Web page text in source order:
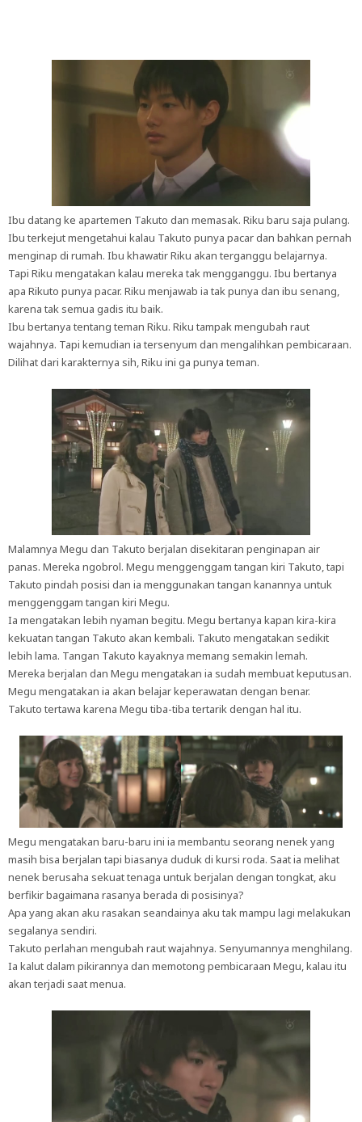
Ibu datang ke apartemen Takuto dan memasak. Riku baru saja pulang.
Ibu terkejut mengetahui kalau Takuto punya pacar dan bahkan pernah
menginap di rumah. Ibu khawatir Riku akan terganggu belajarnya.
Tapi Riku mengatakan kalau mereka tak mengganggu. Ibu bertanya
apa Rikuto punya pacar. Riku menjawab ia tak punya dan ibu senang,
karena tak semua gadis itu baik.
Ibu bertanya tentang teman Riku. Riku tampak mengubah raut
wajahnya. Tapi kemudian ia tersenyum dan mengalihkan pembicaraan.
Dilihat dari karakternya sih, Riku ini ga punya teman.
Malamnya Megu dan Takuto berjalan disekitaran penginapan air
panas. Mereka ngobrol. Megu menggenggam tangan kiri Takuto, tapi
Takuto pindah posisi dan ia menggunakan tangan kanannya untuk
menggenggam tangan kiri Megu.
Ia mengatakan lebih nyaman begitu. Megu bertanya kapan kira-kira
kekuatan tangan Takuto akan kembali. Takuto mengatakan sedikit
lebih lama. Tangan Takuto kayaknya memang semakin lemah.
Mereka berjalan dan Megu mengatakan ia sudah membuat keputusan.
Megu mengatakan ia akan belajar keperawatan dengan benar.
Takuto tertawa karena Megu tiba-tiba tertarik dengan hal itu.
Megu mengatakan baru-baru ini ia membantu seorang nenek yang
masih bisa berjalan tapi biasanya duduk di kursi roda. Saat ia melihat
nenek berusaha sekuat tenaga untuk berjalan dengan tongkat, aku
berfikir bagaimana rasanya berada di posisinya?
Apa yang akan aku rasakan seandainya aku tak mampu lagi melakukan
segalanya sendiri.
Takuto perlahan mengubah raut wajahnya. Senyumannya menghilang.
Ia kalut dalam pikirannya dan memotong pembicaraan Megu, kalau itu
akan terjadi saat menua.